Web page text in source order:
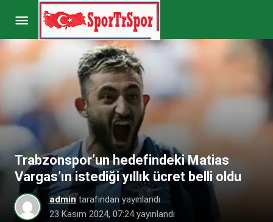
Trabzonspor’un hedefindeki Matias
Vargas’ın istediği yıllık ücret belli oldu
admintarafından yayınlandı
23 Kasım 2024, 07:24yayınlandı
Galatasaray’da çift forvete devam! İşte
Icardi’nin yerine Osimhen’e sürpriz partner…
Yorum Yap Paylaş